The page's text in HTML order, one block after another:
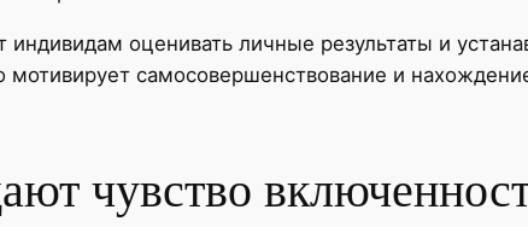
оценивать личные результаты и
мотивирует самосовершенствование и
чувство